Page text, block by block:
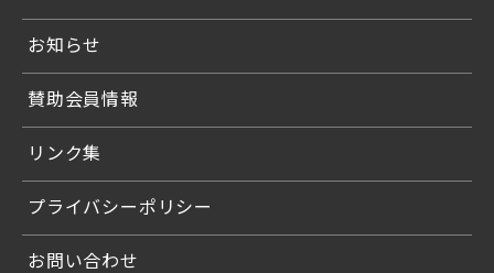
お知らせ
賛助会員情報
リンク集
プライバシーポリシー
お問い合わせ